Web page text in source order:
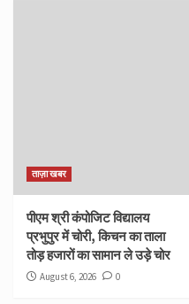
ताज़ा खबर
पीएम श्री कंपोजिट विद्यालय
प्रभुपुर में चोरी, किचन का ताला
तोड़ हजारों का सामान ले उड़े चोर
August 6, 2026 0